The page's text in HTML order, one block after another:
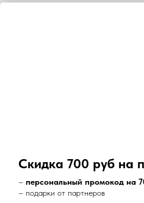
Скидка 700 руб на
– персональный промокод на
– подарки от партнеров
Volvo